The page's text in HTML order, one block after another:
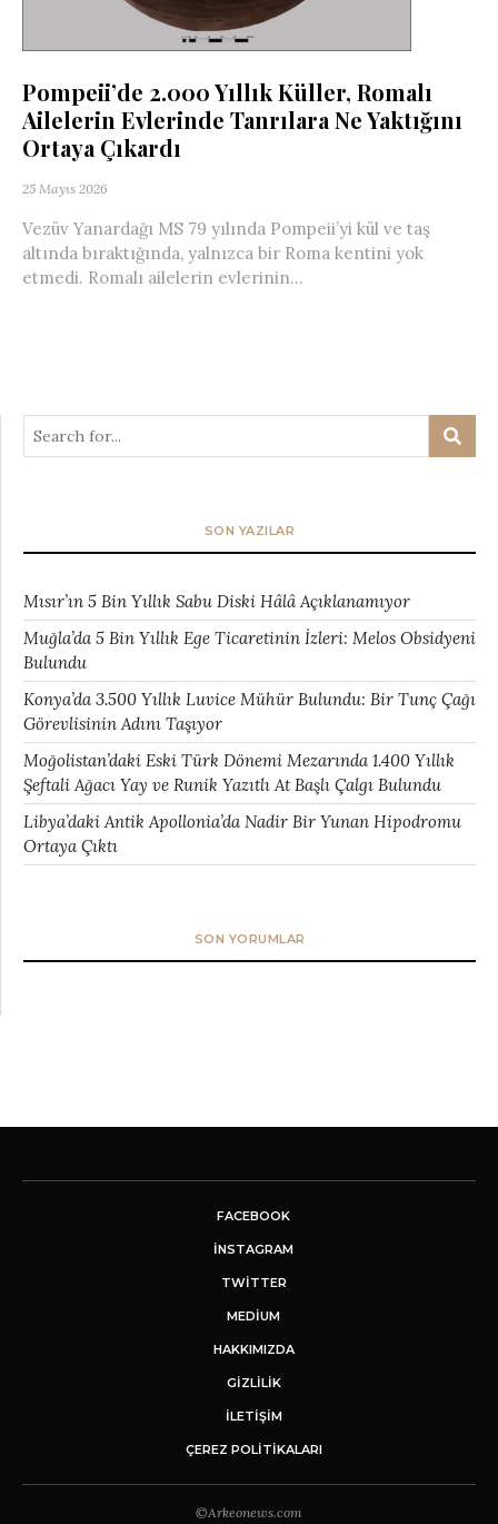
Pompeii’de 2.000 Yıllık Küller, Romalı
Ailelerin Evlerinde Tanrılara Ne Yaktığını
Ortaya Çıkardı
25 Mayıs 2026
Vezüv Yanardağı MS 79 yılında Pompeii’yi kül ve taş
altında bıraktığında, yalnızca bir Roma kentini yok
etmedi. Romalı ailelerin evlerinin...
SON YAZILAR
Mısır’ın 5 Bin Yıllık Sabu Diski Hâlâ Açıklanamıyor
Muğla’da 5 Bin Yıllık Ege Ticaretinin İzleri: Melos Obsidyeni
Bulundu
Konya’da 3.500 Yıllık Luvice Mühür Bulundu: Bir Tunç Çağı
Görevlisinin Adını Taşıyor
Moğolistan’daki Eski Türk Dönemi Mezarında 1.400 Yıllık
Şeftali Ağacı Yay ve Runik Yazıtlı At Başlı Çalgı Bulundu
Libya’daki Antik Apollonia’da Nadir Bir Yunan Hipodromu
Ortaya Çıktı
SON YORUMLAR
FACEBOOK
INSTAGRAM
TWITTER
MEDIUM
HAKKIMIZDA
GİZLİLİK
İLETIŞIM
ÇEREZ POLITIKALARI
©Arkeonews.com